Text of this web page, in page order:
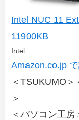
Intel NUC 11
11900KB
Intel
Amazon.co.jp
＜TSUKUMO＞
＞
＜パソコン工